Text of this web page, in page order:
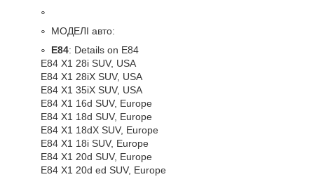
МОДЕЛІ авто:
E84: Details on E84
E84 X1 28i SUV, USA
E84 X1 28iX SUV, USA
E84 X1 35iX SUV, USA
E84 X1 16d SUV, Europe
E84 X1 18d SUV, Europe
E84 X1 18dX SUV, Europe
E84 X1 18i SUV, Europe
E84 X1 20d SUV, Europe
E84 X1 20d ed SUV, Europe